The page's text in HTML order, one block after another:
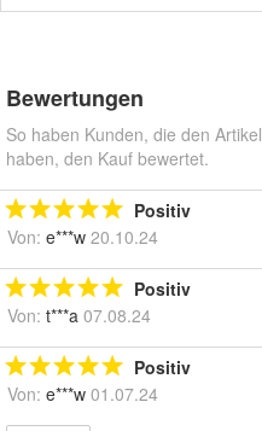
Bewertungen
So haben Kunden, die den
haben, den Kauf bewertet.
Positiv
Von: e***w 20.10.24
Positiv
Von: t***a 07.08.24
Positiv
Von: e***w 01.07.24